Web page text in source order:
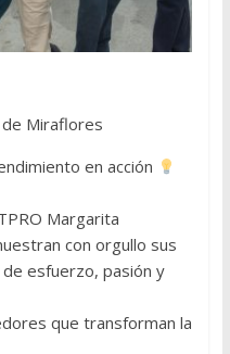
de Miraflores
en acción
Margarita
con orgullo sus
esfuerzo, pasión y
que transforman la